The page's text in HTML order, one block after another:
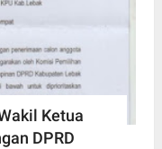
Ketua
DPRD